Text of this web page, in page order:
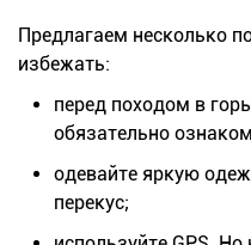
Предлагаем несколько
избежать:
перед походом в
обязательно
одевайте яркую
перекус;